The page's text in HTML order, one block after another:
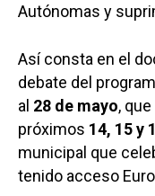
Autónomas y
Así consta en el
debate del
al 28 de mayo,
próximos 14, 15 y
municipal que
tenido acceso